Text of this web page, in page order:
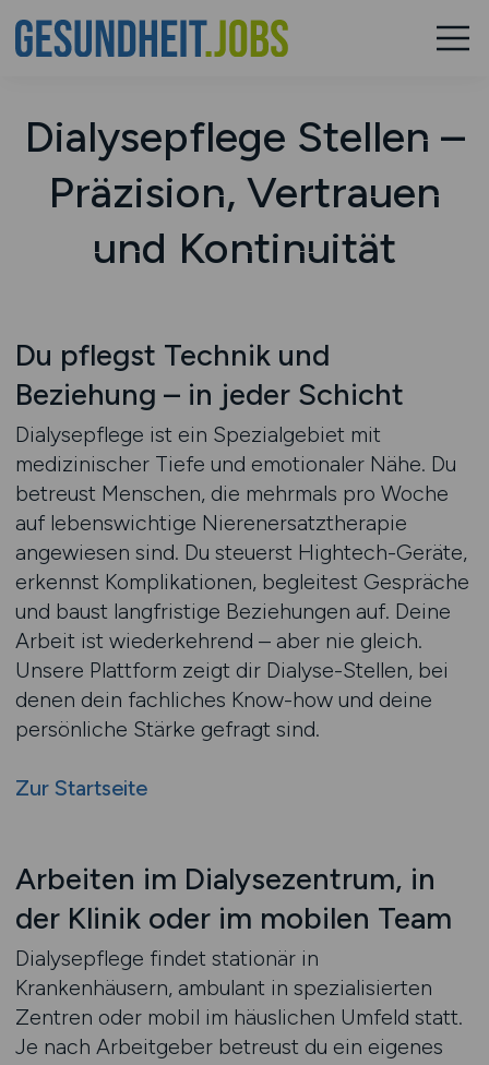
Dialysepflege Stellen –
Präzision, Vertrauen
und Kontinuität
Du pflegst Technik und
Beziehung – in jeder Schicht
Dialysepflege ist ein Spezialgebiet mit
medizinischer Tiefe und emotionaler Nähe. Du
betreust Menschen, die mehrmals pro Woche
auf lebenswichtige Nierenersatztherapie
angewiesen sind. Du steuerst Hightech-Geräte,
erkennst Komplikationen, begleitest Gespräche
und baust langfristige Beziehungen auf. Deine
Arbeit ist wiederkehrend – aber nie gleich.
Unsere Plattform zeigt dir Dialyse-Stellen, bei
denen dein fachliches Know-how und deine
persönliche Stärke gefragt sind.
Zur Startseite
Arbeiten im Dialysezentrum, in
der Klinik oder im mobilen Team
Dialysepflege findet stationär in
Krankenhäusern, ambulant in spezialisierten
Zentren oder mobil im häuslichen Umfeld statt.
Je nach Arbeitgeber betreust du ein eigenes